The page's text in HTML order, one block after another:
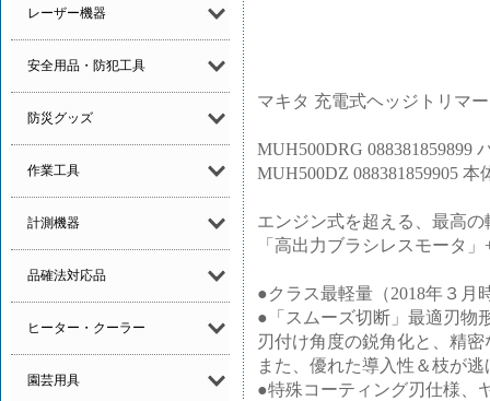
レーザー機器
安全用品・防犯工具
防災グッズ
作業工具
計測機器
品確法対応品
ヒーター・クーラー
園芸用具
マキタ 充電式ヘッジトリマ
MUH500DRG 088381859899
MUH500DZ 088381859905 本
エンジン式を超える、最高
「高出力ブラシレスモータ
●クラス最軽量（2018年３月
●「スムーズ切断」最適刃物
刃付け角度の鋭角化と、精
また、優れた導入性＆枝が
●特殊コーティング刃仕様、